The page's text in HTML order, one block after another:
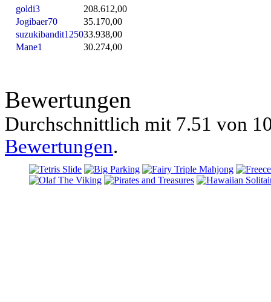
goldi3
208.612,00
Jogibaer70
35.170,00
suzukibandit125033.938,00
Mane1
30.274,00
Bewertungen
Durchschnittlich mit 7.51 von
Bewertungen.